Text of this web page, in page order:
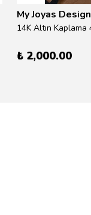
My Joyas Design
₺ 2,000.00